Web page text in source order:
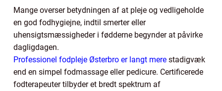
Mange overser betydningen af at pleje og vedligeholde
en god fodhygiejne, indtil smerter eller
uhensigtsmæssigheder i fødderne begynder at påvirke
dagligdagen.
Professionel fodpleje Østerbro er langt mere stadigvæk
end en simpel fodmassage eller pedicure. Certificerede
fodterapeuter tilbyder et bredt spektrum af